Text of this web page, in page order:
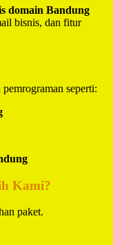
domain Bandung
bisnis, dan fitur
seperti:
Kami?
paket.